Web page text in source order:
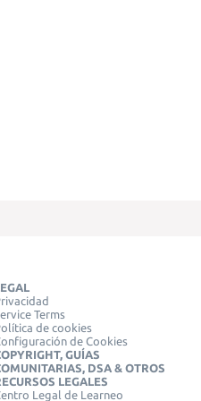
Terms
de cookies
de Cookies
GUÍAS
DSA & OTROS
LEGALES
Legal de Learneo